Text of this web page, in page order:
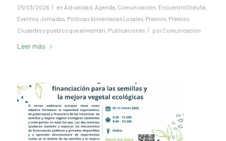
25/03/2026 / en Actualidad, Agenda, Comunicación, EncuentroOrduña,
Eventos, Jornadas, Políticas Alimentarias Locales, Premios, Premios
Ciudades y pueblos que alimentan, Publicaciones / por Comunicación
Leer más